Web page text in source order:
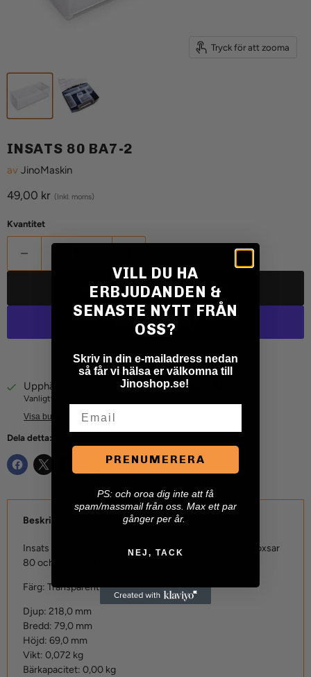
Tryck för att zooma
INSATS 80 BA7-2
av JinoMaskin
Aktuellt pris
49,00 kr (Inkl. moms)
Kvantitet
LÄGG TILL I VARUKORGEN
Fler betalningsalternativ
Upphämtning tillgänglig påJino Maskin AB
Vanligtvis redo inom 24 timmar
Visa butiksinformation
Dela detta:
Beskrivning
Insats 80 BA7-2. Kan bl.a. användas för A-sorter 80, Boxsar
80 och CarryLite 80.
Färg: Transparent
Djup: 218,0 mm
Bredd: 79,0 mm
Höjd: 69,0 mm
Vikt: 0,072 kg
Bärkapacitet: 0,00 kg
VILL DU HA
ERBJUDANDEN &
SENASTE NYTT FRÅN
OSS?
Skriv in din e-mailadress nedan
så får vi hälsa er välkomna till
Jinoshop.se!
PRENUMERERA
PS: och oroa dig inte att få
spam/massmail från oss. Max ett par
gånger per år.
NEJ, TACK